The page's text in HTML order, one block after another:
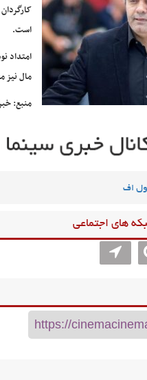
است.
مال
منبع:
اف
های اجتماعی